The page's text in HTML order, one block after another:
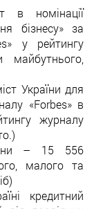
в номінації
бізнесу» за
у рейтингу
майбутнього,
України для
«Forbes» в
журналу
– 15 556
малого та
кредитний